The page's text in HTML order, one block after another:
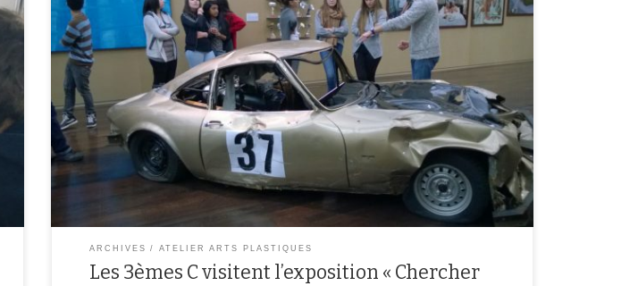
Ce jeudi 26 mars, les élèves de 3ème C ont poursuivi leur travail dans le cadre du Projet
Inter-Etablissements avec le MACVAL. Ils ont visité l’exposition « Chercher le garçon » qui
interroge sur la masculinité et les modèles établis.
ARCHIVES ATELIER ARTS PLASTIQUES
Les 3èmes C visitent l’exposition « Chercher